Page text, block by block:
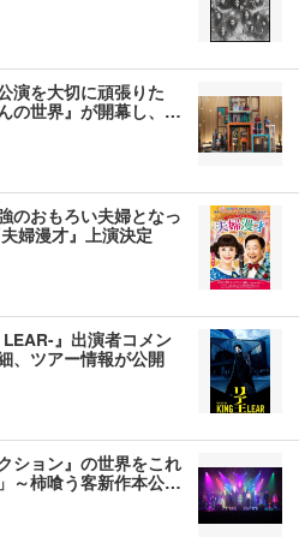
演を大切に頑張りた
の世界』が開幕し、…
のおもろい夫婦となっ
婦漫才』上演決定
』出演者コメン
、ツアー情報が公開
ション』の世界をこれ
～柿喰う客新作本公…